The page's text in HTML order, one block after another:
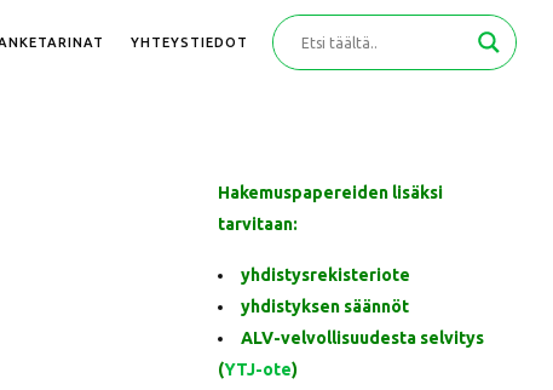
YHTEYSTIEDOT
Hakemuspapereiden lisäksi
tarvitaan:
yhdistysrekisteriote
yhdistyksen säännöt
ALV-velvollisuudesta selvitys
(YTJ-ote)